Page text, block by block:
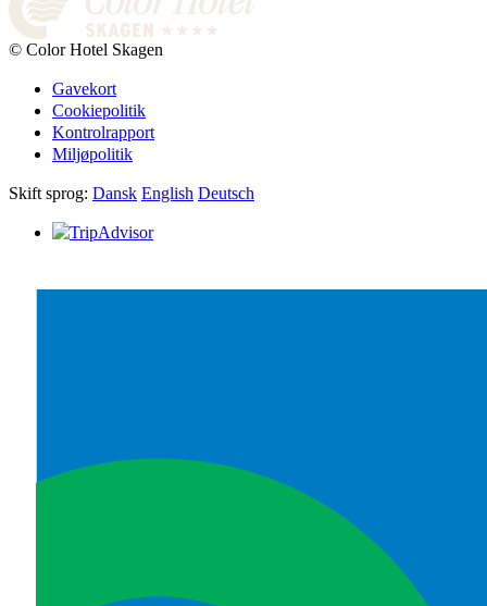
© Color Hotel Skagen
Gavekort
Cookiepolitik
Kontrolrapport
Miljøpolitik
Skift sprog: Dansk English Deutsch